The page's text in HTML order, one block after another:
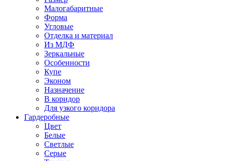
Малогабаритные
Форма
Угловые
Отделка и материал
Из МДФ
Зеркальные
Особенности
Купе
Эконом
Назначение
В коридор
Для узкого коридора
Гардеробные
Цвет
Белые
Светлые
Серые